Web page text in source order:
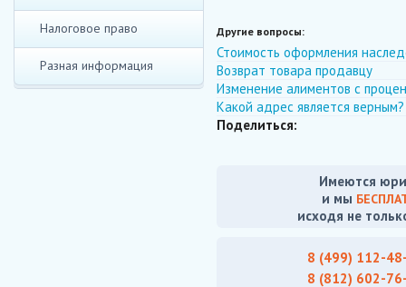
Налоговое право
Разная информация
Другие вопросы:
Стоимость оформления
Возврат товара продавцу
Изменение алиментов с
Какой адрес является верным?
Поделиться:
Имеются
и мы
исходя не
8 (499) 112-
8 (812) 602-